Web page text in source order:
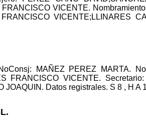
VICENTE.
FRANCISCO VICENTE;LLINARES
MAÑEZ PEREZ MARTA.
FRANCISCO VICENTE.
Datos registrales. S 8 , H A